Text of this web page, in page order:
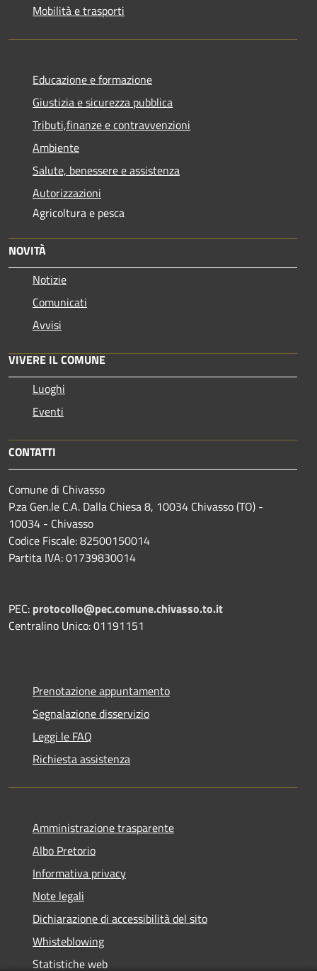
Mobilità e trasporti
Educazione e formazione
Giustizia e sicurezza pubblica
Tributi,finanze e contravvenzioni
Ambiente
Salute, benessere e assistenza
Autorizzazioni
Agricoltura e pesca
NOVITÀ
Notizie
Comunicati
Avvisi
VIVERE IL COMUNE
Luoghi
Eventi
CONTATTI
Comune di Chivasso
P.za Gen.le C.A. Dalla Chiesa 8, 10034 Chivasso (TO) -
10034 - Chivasso
Codice Fiscale: 82500150014
Partita IVA: 01739830014
PEC: protocollo@pec.comune.chivasso.to.it
Centralino Unico: 01191151
Prenotazione appuntamento
Segnalazione disservizio
Leggi le FAQ
Richiesta assistenza
Amministrazione trasparente
Albo Pretorio
Informativa privacy
Note legali
Dichiarazione di accessibilità del sito
Whisteblowing
Statistiche web